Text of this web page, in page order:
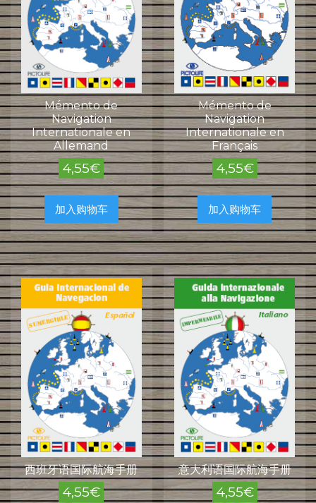
Mémento de
Navigation
Internationale en
Allemand
4,55€
加入购物车
Mémento de
Navigation
Internationale en
Français
4,55€
加入购物车
西班牙语国际航海手册
4,55€
意大利语国际航海手册
4,55€